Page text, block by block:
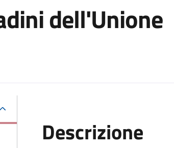
dell'Unione
Descrizione